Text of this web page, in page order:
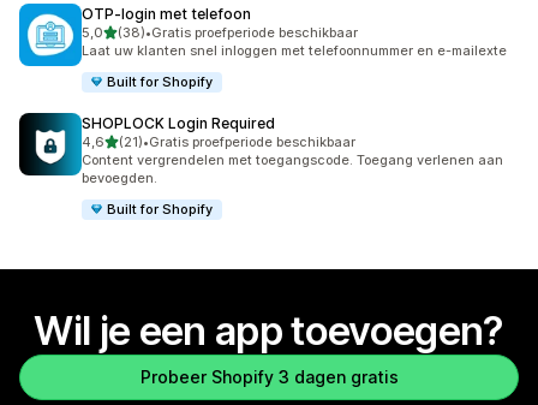
OTP‑login met telefoon
5,0van 5 sterren
(38)
38 recensies in totaal
•Gratis proefperiode beschikbaar
Laat uw klanten snel inloggen met telefoonnummer en e-mailexte
Built for Shopify
SHOPLOCK Login Required
4,6van 5 sterren
(21)
21 recensies in totaal
•Gratis proefperiode beschikbaar
Content vergrendelen met toegangscode. Toegang verlenen aan
bevoegden.
Built for Shopify
Wil je een app toevoegen?
Probeer Shopify 3 dagen gratis